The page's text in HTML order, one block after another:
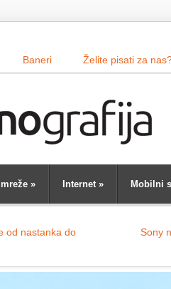
Baneri Želite pisati za
» Internet» Mobilni
od nastanka do
Sony